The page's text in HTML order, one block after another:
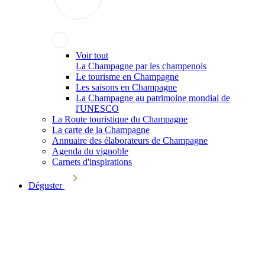
Voir tout
La Champagne par les champenois
Le tourisme en Champagne
Les saisons en Champagne
La Champagne au patrimoine mondial de
l'UNESCO
La Route touristique du Champagne
La carte de la Champagne
Annuaire des élaborateurs de Champagne
Agenda du vignoble
Carnets d'inspirations
Déguster